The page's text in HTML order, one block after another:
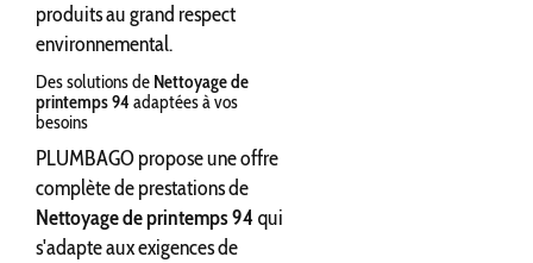
produits au grand respect
environnemental.
Des solutions de Nettoyage de
printemps 94 adaptées à vos
besoins
PLUMBAGO propose une offre
complète de prestations de
Nettoyage de printemps 94 qui
s'adapte aux exigences de